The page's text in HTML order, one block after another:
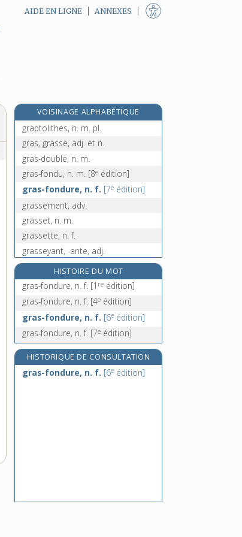
AIDE EN LIGNE ANNEXES
VOISINAGE ALPHABÉTIQUE
graptolites, n. m. pl.
graptolithes, n. m. pl.
gras, grasse, adj. et n.
gras-double, n. m.
gras-fondu, n. m. [8e édition]
gras-fondure, n. f. [7e édition]
grassement, adv.
grasset, n. m.
grassette, n. f.
grasseyant, -ante, adj.
grasseyement, n. m.
grasseyer, v. intr.
grassouillet, -ette, adj.
grat, n. m.
[1
édition]
grateron, n. m.
HISTOIRE DU MOT
gras-fondure, n. f. [1 re édition]
gras-fondure, n. f. [4e édition]
gras-fondure, n. f. [6e édition]
gras-fondure, n. f. [7e édition]
HISTORIQUE DE CONSULTATION
gras-fondure, n. f. [6e édition]